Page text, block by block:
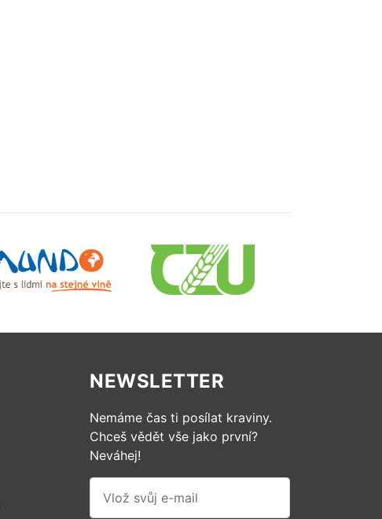
NEWSLETTER
Nemáme čas ti posílat kraviny.
Chceš vědět vše jako první?
Neváhej!